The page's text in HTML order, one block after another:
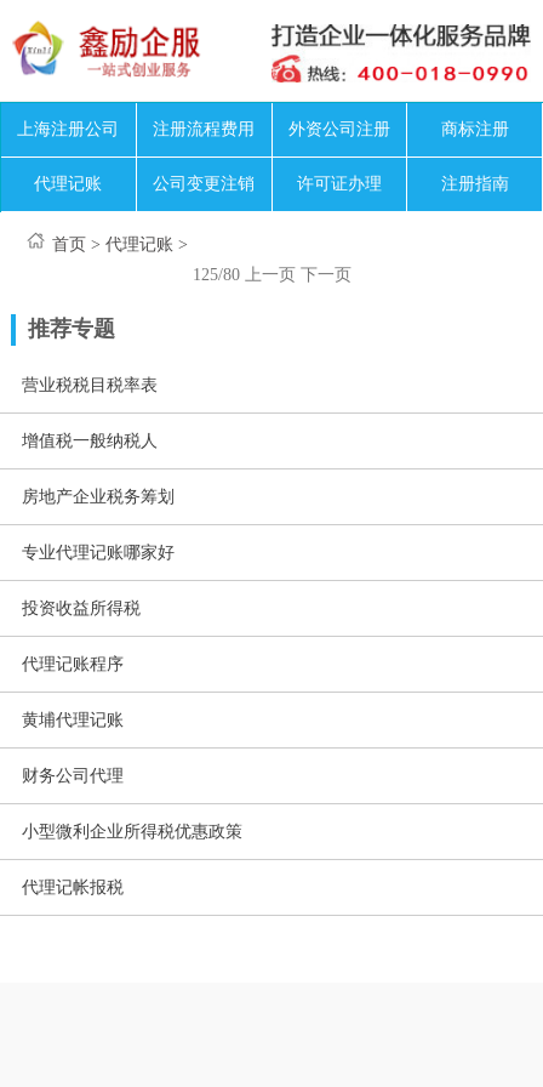
上海注册公司 注册流程费用 外资公司注册 商标注册
代理记账 公司变更注销 许可证办理 注册指南
首页 >代理记账 >
125/80
上一页 下一页
推荐专题
营业税税目税率表
增值税一般纳税人
房地产企业税务筹划
专业代理记账哪家好
投资收益所得税
代理记账程序
黄埔代理记账
财务公司代理
小型微利企业所得税优惠政策
代理记帐报税